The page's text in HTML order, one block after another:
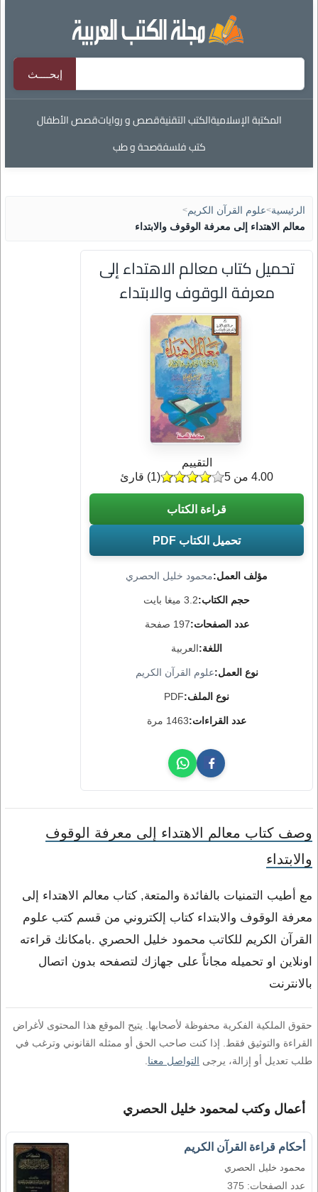
المكتبة الإسلاميةالكتب التقنيةقصص و رواياتقصص الأطفال
كتب فلسفةصحة و طب
الرئيسية>علوم القرآن الكريم>
معالم الاهتداء إلى معرفة الوقوف والابتداء
تحميل كتاب معالم الاهتداء إلى
معرفة الوقوف والابتداء
مؤلف العمل:محمود خليل الحصري
حجم الكتاب:3.2 ميغا بايت
عدد الصفحات:197 صفحة
اللغة:العربية
نوع العمل:علوم القرآن الكريم
نوع الملف:PDF
عدد القراءات:1463 مرة
التقييم
(
1) قارئ 4.00 من 5
قراءة الكتاب
تحميل الكتاب PDF
وصف كتاب معالم الاهتداء إلى معرفة الوقوف
والابتداء
مع أطيب التمنيات بالفائدة والمتعة, كتاب معالم الاهتداء إلى
معرفة الوقوف والابتداء كتاب إلكتروني من قسم كتب علوم
القرآن الكريم للكاتب محمود خليل الحصري .بامكانك قراءته
اونلاين او تحميله مجاناً على جهازك لتصفحه بدون اتصال
بالانترنت
حقوق الملكية الفكرية محفوظة لأصحابها. يتيح الموقع هذا المحتوى لأغراض
القراءة والتوثيق فقط. إذا كنت صاحب الحق أو ممثله القانوني وترغب في
طلب تعديل أو إزالة، يرجى التواصل معنا
أعمال وكتب لمحمود خليل الحصري
أحكام قراءة القرآن الكريم
محمود خليل الحصري
عدد الصفحات: 375